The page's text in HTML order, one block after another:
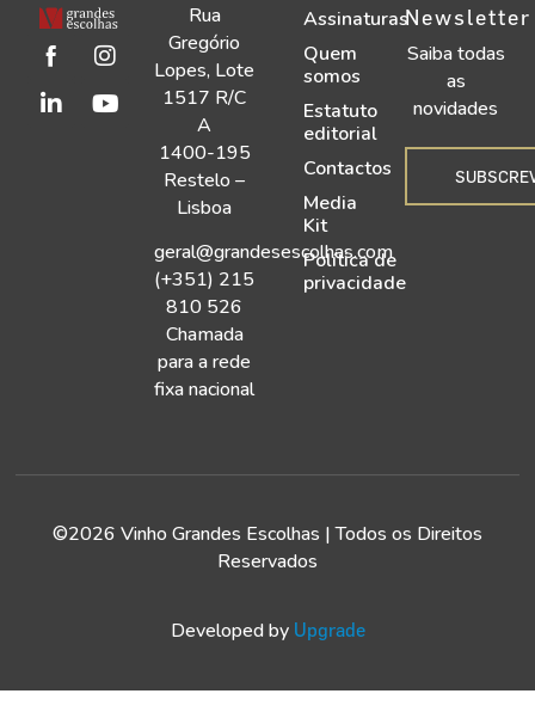
Rua
Gregório
Lopes, Lote
1517 R/C
A
1400-195
Restelo –
Lisboa
geral@grandesescolhas.com
(+351) 215
810 526
Chamada
para a rede
fixa nacional
Assinaturas
Quem
somos
Estatuto
editorial
Contactos
Media
Kit
Política de
privacidade
Newsletter
Saiba todas
as
novidades
©2026 Vinho Grandes Escolhas | Todos os Direitos
Reservados
Developed by Upgrade